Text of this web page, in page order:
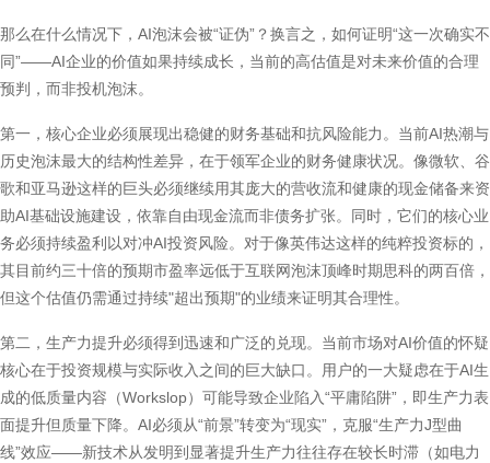
那么在什么情况下，AI泡沫会被“证伪”？换言之，如何证明“这一次确实不
同”——AI企业的价值如果持续成长，当前的高估值是对未来价值的合理
预判，而非投机泡沫。
第一，核心企业必须展现出稳健的财务基础和抗风险能力。当前AI热潮与
历史泡沫最大的结构性差异，在于领军企业的财务健康状况。像微软、谷
歌和亚马逊这样的巨头必须继续用其庞大的营收流和健康的现金储备来资
助AI基础设施建设，依靠自由现金流而非债务扩张。同时，它们的核心业
务必须持续盈利以对冲AI投资风险。对于像英伟达这样的纯粹投资标的，
其目前约三十倍的预期市盈率远低于互联网泡沫顶峰时期思科的两百倍，
但这个估值仍需通过持续"超出预期"的业绩来证明其合理性。
第二，生产力提升必须得到迅速和广泛的兑现。当前市场对AI价值的怀疑
核心在于投资规模与实际收入之间的巨大缺口。用户的一大疑虑在于AI生
成的低质量内容（Workslop）可能导致企业陷入“平庸陷阱”，即生产力表
面提升但质量下降。AI必须从“前景”转变为“现实”，克服“生产力J型曲
线”效应——新技术从发明到显著提升生产力往往存在较长时滞（如电力